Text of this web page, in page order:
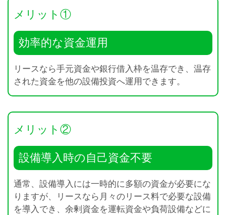
メリット①
効率的な資金運用
リースなら手元資金や銀行借入枠を温存でき、温存
された資金を他の設備投資へ運用できます。
メリット②
設備導入時の自己資金不要
通常、設備導入には一時的に多額の資金が必要にな
りますが、リースなら月々のリース料で必要な設備
を導入でき、余剰資金を運転資金や負荷設備などに